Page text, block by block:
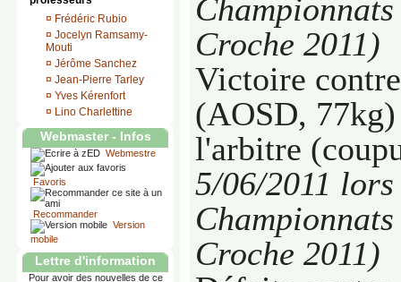
¤ Frédéric Rubio
¤ Jocelyn Ramsamy-
Mouti
¤ Jérôme Sanchez
¤ Jean-Pierre Tarley
¤ Yves Kérenfort
¤ Lino Charlettine
Webmaster - Infos
Webmestre
Favoris
Recommander
Version
mobile
Lettre d'information
Pour avoir des nouvelles de ce
Croche 2011)
Victoire
(AOSD, 77kg)
l'arbitre
5/06/2011 lors
Croche 2011)